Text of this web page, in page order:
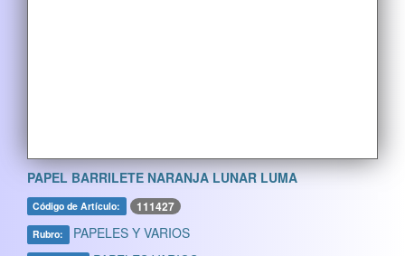
PAPEL BARRILETE NARANJA LUNAR LUMA
Código de Artículo: 111427
Rubro: PAPELES Y VARIOS